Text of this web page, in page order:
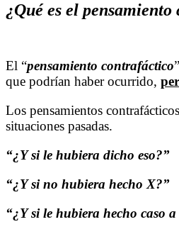
¿Qué es el
El “pensamiento contrafáctico
que podrían haber ocurrido,
Los pensamientos
situaciones pasadas.
“¿Y si le hubiera dicho eso?”
“¿Y si no hubiera hecho X?”
“¿Y si le hubiera hecho caso